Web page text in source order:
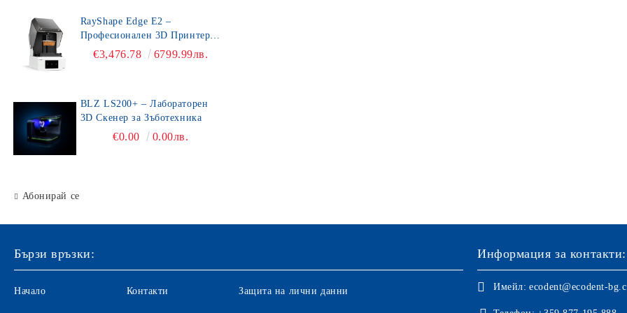
RayShape Edge E2 –
Професионален 3D Принтер
за Зъботехника
€3,476.78 6799.99лв.
BLZ LS200+ – Лабораторен
3D Скенер за Зъботехника
€0.00 0.00лв.
Абонирай се
Бързи връзки:
Начало Контакти Защита на лични данни
Информация за контакти:
Имейл: ecodent@ecodent-